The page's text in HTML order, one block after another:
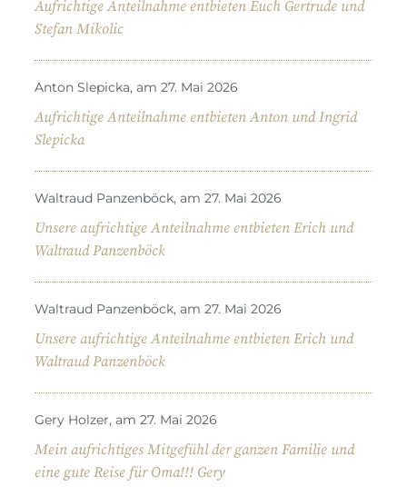
Aufrichtige Anteilnahme entbieten Euch Gertrude und
Stefan Mikolic
Anton Slepicka, am 27. Mai 2026
Aufrichtige Anteilnahme entbieten Anton und Ingrid
Slepicka
Waltraud Panzenböck, am 27. Mai 2026
Unsere aufrichtige Anteilnahme entbieten Erich und
Waltraud Panzenböck
Waltraud Panzenböck, am 27. Mai 2026
Unsere aufrichtige Anteilnahme entbieten Erich und
Waltraud Panzenböck
Gery Holzer, am 27. Mai 2026
Mein aufrichtiges Mitgefühl der ganzen Familie und
eine gute Reise für Oma!!! Gery